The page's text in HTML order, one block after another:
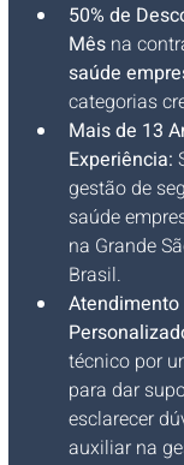
50% de
Mês na
saúde
categorias
Mais de 13
Experiência:
gestão de
saúde
na Grande
Brasil.
Atendimento
técnico por
para dar
esclarecer
auxiliar na